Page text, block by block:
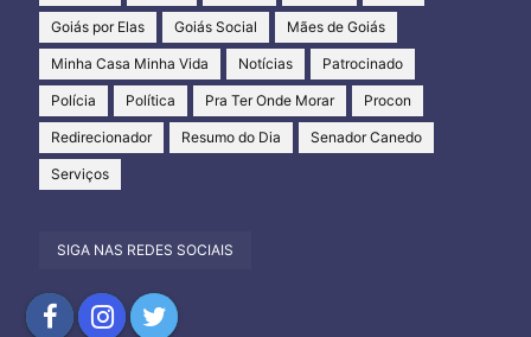
Goiás por Elas Goiás Social Mães de Goiás
Minha Casa Minha Vida Notícias Patrocinado
Polícia Política Pra Ter Onde Morar Procon
Redirecionador Resumo do Dia Senador Canedo
Serviços
SIGA NAS REDES SOCIAIS